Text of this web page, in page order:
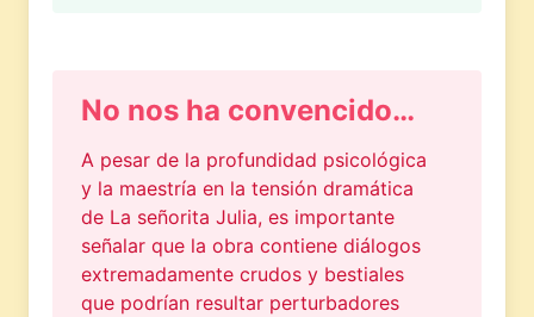
No nos ha convencido…
A pesar de la profundidad psicológica
y la maestría en la tensión dramática
de La señorita Julia, es importante
señalar que la obra contiene diálogos
extremadamente crudos y bestiales
que podrían resultar perturbadores